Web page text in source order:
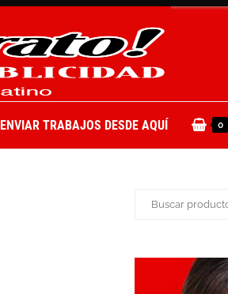
ENVIAR TRABAJOS DESDE AQUÍ 0